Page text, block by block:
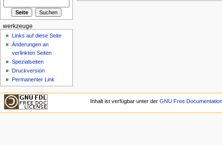
werkzeuge
Links auf diese Seite
Änderungen an
verlinkten Seiten
Spezialseiten
Druckversion
Permanenter Link
Inhalt ist verfügbar unter der GNU Free